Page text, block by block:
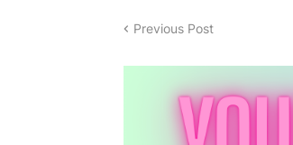
Previous Post